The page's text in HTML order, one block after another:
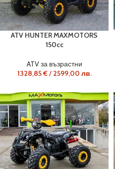
ATV HUNTER MAXMOTORS
150cc
ATV за възрастни
1328,85€/ 2599,00 лв.